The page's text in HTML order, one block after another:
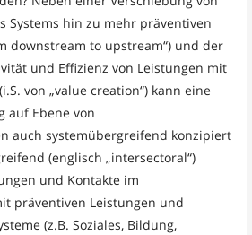
Systems hin zu mehr präventiven
downstream to upstream“) und der
und Effizienz von Leistungen mit
von „value creation“) kann eine
auf Ebene von
auch systemübergreifend konzipiert
(englisch „intersectoral“)
und Kontakte im
präventiven Leistungen und
(z.B. Soziales, Bildung,